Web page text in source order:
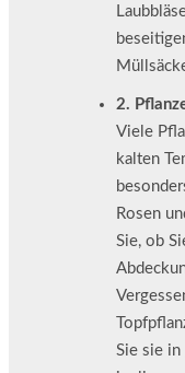
2.
Viele
kalten
Rosen
Sie, ob
Sie sie